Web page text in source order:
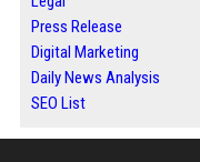
Press Release
Digital Marketing
Daily News Analysis
SEO List